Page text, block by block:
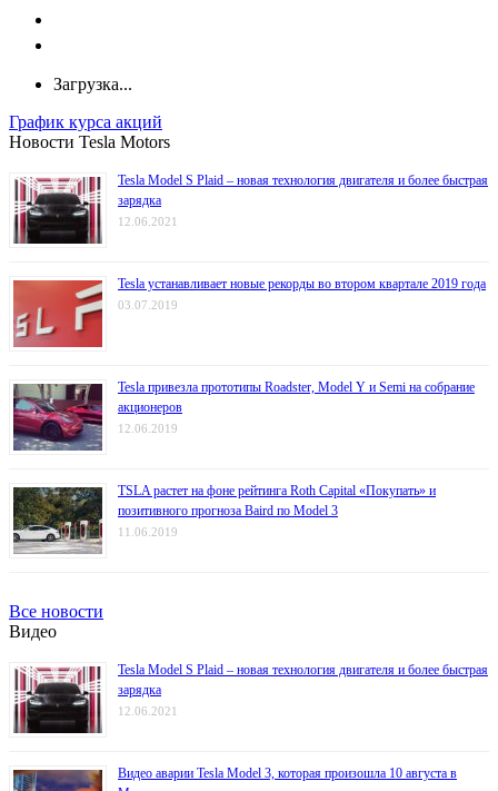
Загрузка...
График курса акций
Новости Tesla Motors
Tesla Model S Plaid – новая технология двигателя и более быстрая
зарядка
12.06.2021
Tesla устанавливает новые рекорды во втором квартале 2019 года
03.07.2019
Tesla привезла прототипы Roadster, Model Y и Semi на собрание
акционеров
12.06.2019
TSLA растет на фоне рейтинга Roth Capital «Покупать» и
позитивного прогноза Baird по Model 3
11.06.2019
Все новости
Видео
Tesla Model S Plaid – новая технология двигателя и более быстрая
зарядка
12.06.2021
Видео аварии Tesla Model 3, которая произошла 10 августа в